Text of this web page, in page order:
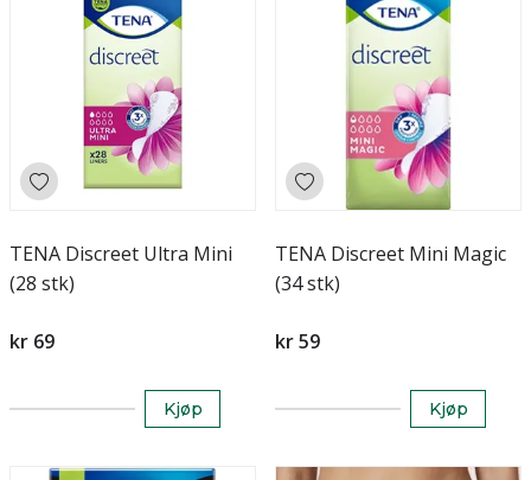
TENA Discreet Ultra Mini
(28 stk)
kr 69
Kjøp
TENA Discreet Mini Magic
(34 stk)
kr 59
Kjøp